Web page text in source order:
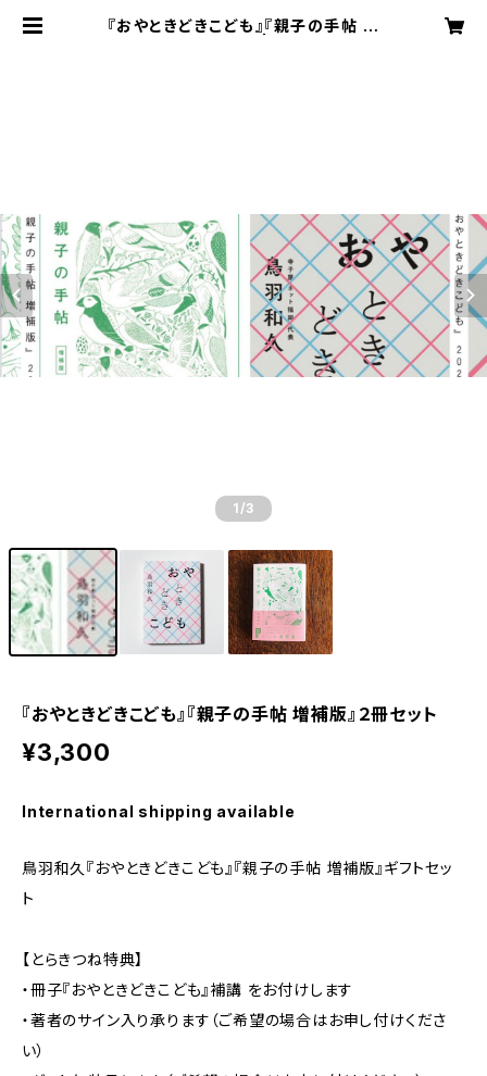
『おやときどきこども』『親子の手帖 増
1 /3
『おやときどきこども』『親子の手帖 増補版』２冊セット
¥3,300
International shipping available
鳥羽和久『おやときどきこども』『親子の手帖 増補版』ギフトセッ
ト
【とらきつね特典】
・冊子『おやときどきこども』補講 をお付けします
・著者のサイン入り承ります（ご希望の場合はお申し付けくださ
い）